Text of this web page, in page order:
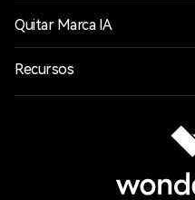
Quitar Marca IA
Recursos